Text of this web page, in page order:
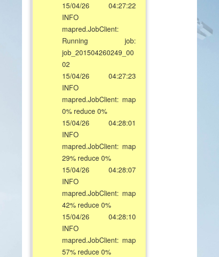
15/04/26 04:27:22
INFO
mapred.JobClient:
Running job:
job_201504260249_00
02
15/04/26 04:27:23
INFO
mapred.JobClient: map
0% reduce 0%
15/04/26 04:28:01
INFO
mapred.JobClient: map
29% reduce 0%
15/04/26 04:28:07
INFO
mapred.JobClient: map
42% reduce 0%
15/04/26 04:28:10
INFO
mapred.JobClient: map
57% reduce 0%